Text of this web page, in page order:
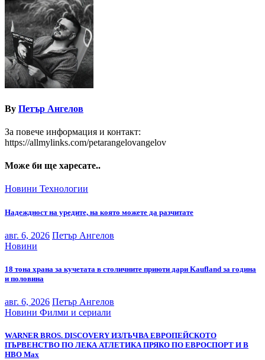
By Петър Ангелов
За повече информация и контакт:
https://allmylinks.com/petarangelovangelov
Може би ще харесате..
Новини Технологии
Надеждност на уредите, на която можете да разчитате
авг. 6, 2026 Петър Ангелов
Новини
18 тона храна за кучетата в столичните приюти дари Kaufland за година
и половина
авг. 6, 2026 Петър Ангелов
Новини Филми и сериали
WARNER BROS. DISCOVERY ИЗЛЪЧВА ЕВРОПЕЙСКОТО
ПЪРВЕНСТВО ПО ЛЕКА АТЛЕТИКА ПРЯКО ПО ЕВРОСПОРТ И В
НВО Мах